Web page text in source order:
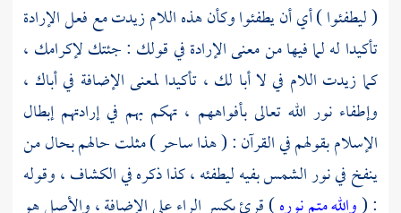
( ليطفئوا ) أي أن يطفئوا وكأن هذه اللام زيدت مع فعل الإرادة
تأكيدا له لما فيها من معنى الإرادة في قولك : جئتك لإكرامك ،
كما زيدت اللام في لا أبا لك ، تأكيدا لمعنى الإضافة في أباك ،
وإطفاء نور الله تعالى بأفواههم ، تهكم بهم في إرادتهم إبطال
الإسلام بقولهم في القرآن : ( هذا ساحر ) مثلت حالهم بحال من
ينفخ في نور الشمس بفيه ليطفئه ، كذا ذكره في الكشاف ، وقوله